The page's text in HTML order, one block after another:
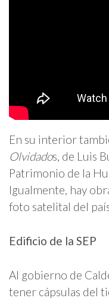
En su interior
Olvidados, de Luis
Patrimonio de la
Igualmente, hay
foto satelital del
Edificio de la SEP
Al gobierno de
tener cápsulas del